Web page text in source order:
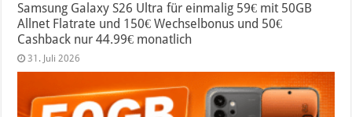
Samsung Galaxy S26 Ultra für einmalig 59€ mit 50GB
Allnet Flatrate und 150€ Wechselbonus und 50€
Cashback nur 44.99€ monatlich
31. Juli 2026